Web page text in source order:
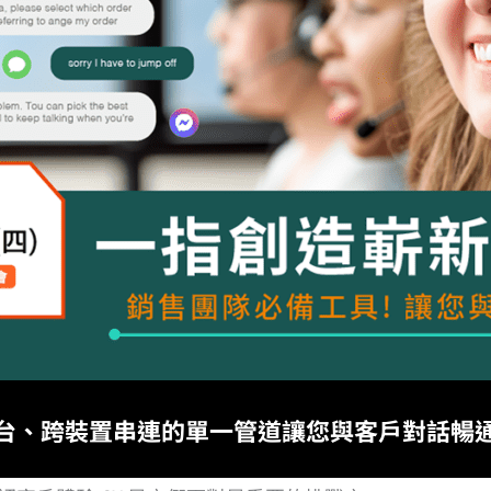
、跨裝置串連的單一管道讓您與客戶對話暢